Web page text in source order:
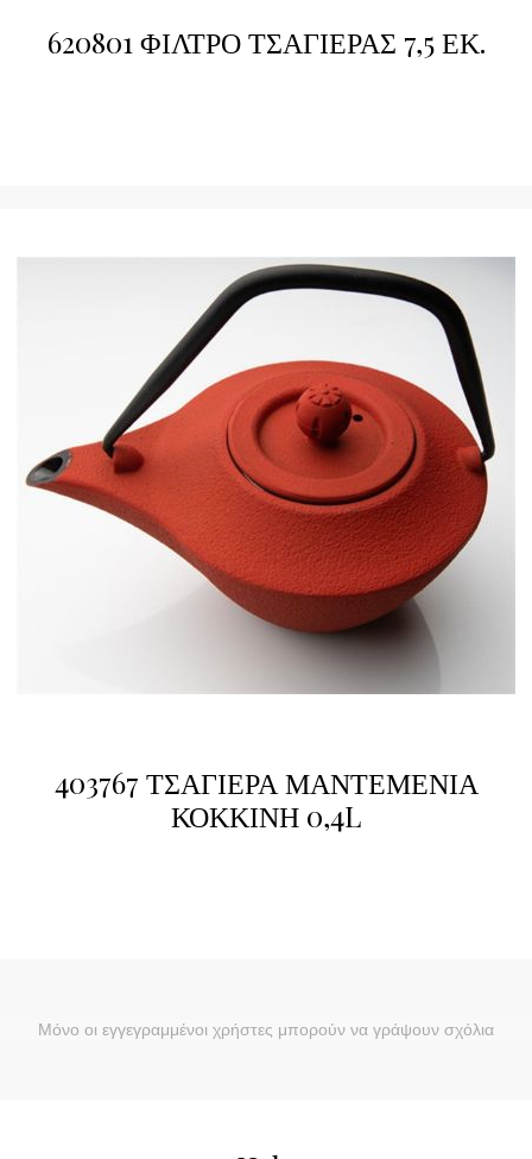
620801 ΦΙΛΤΡΟ ΤΣΑΓΙΕΡΑΣ 7,5 ΕΚ.
403767 ΤΣΑΓΙΕΡΑ ΜΑΝΤΕΜΕΝΙΑ
ΚΟΚΚΙΝΗ 0,4L
Μόνο οι εγγεγραμμένοι χρήστες μπορούν να γράψουν σχόλια